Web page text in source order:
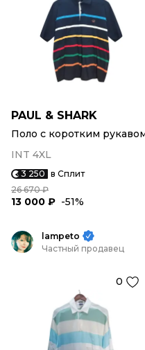
PAUL & SHARK
Поло с коротким
INT 4XL
3 250 в Сплит
26 670 ₽
13 000 ₽ -51%
lampeto
Частный продавец
0